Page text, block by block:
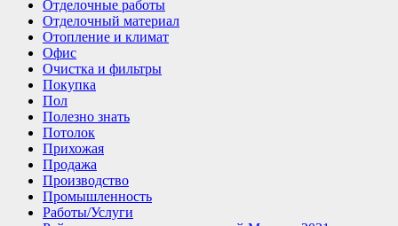
Отделочные работы
Отделочный материал
Отопление и климат
Офис
Очистка и фильтры
Покупка
Пол
Полезно знать
Потолок
Прихожая
Продажа
Производство
Промышленность
Работы/Услуги